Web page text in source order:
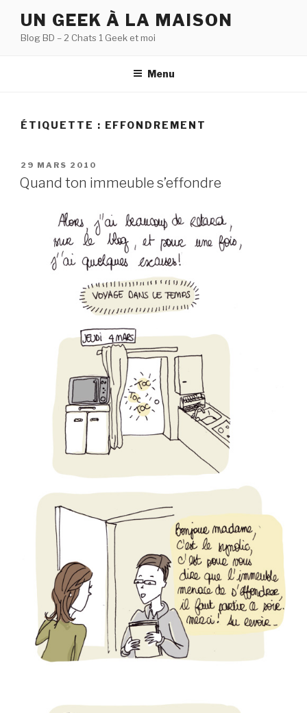
contenu
UN GEEK À LA MAISON
Blog BD – 2 Chats 1 Geek et moi
Menu
ÉTIQUETTE : EFFONDREMENT
PUBLIÉ
LE
29 MARS 2010
Quand ton immeuble s’effondre